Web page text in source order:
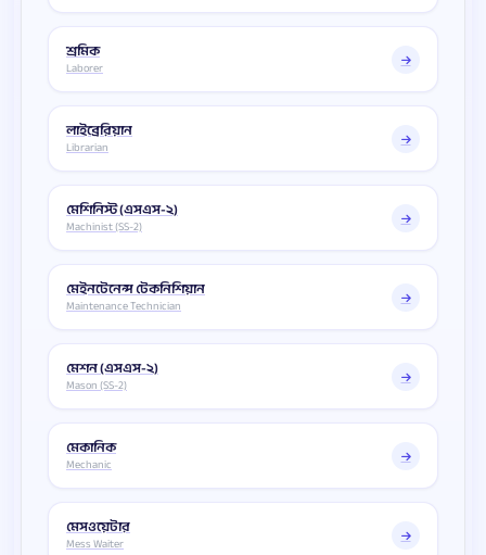
শ্রমিক
Laborer
লাইব্রেরিয়ান
Librarian
মেশিনিস্ট (এসএস-২)
Machinist (SS-2)
মেইনটেনেন্স টেকনিশিয়ান
Maintenance Technician
মেশন (এসএস-২)
Mason (SS-2)
মেকানিক
Mechanic
মেসওয়েটার
Mess Waiter